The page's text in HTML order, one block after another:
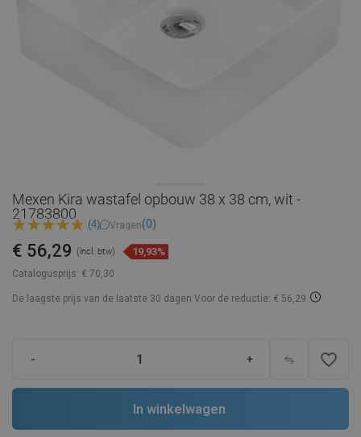
Mexen Kira wastafel opbouw 38 x 38 cm, wit -
21783800
(4) Vragen(0)
Catalogusprijs: € 70,30
€ 56,29 (incl. btw) 19,93%
De laagste prijs van de laatste 30 dagen Voor de reductie: € 56,29
- + favorite_border
In winkelwagen